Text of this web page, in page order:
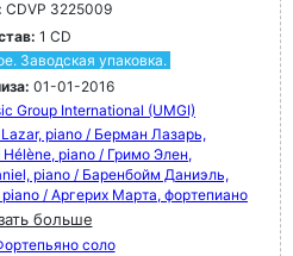
CDVP 3225009
1 CD
Заводская упаковка.
01-01-2016
Group International (UMGI)
piano / Берман Лазарь,
Hélène, piano / Гримо Элен,
piano / Баренбойм Даниэль,
/ Аргерих Марта, фортепиано
больше
соло